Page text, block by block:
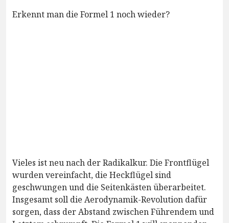
Erkennt man die Formel 1 noch wieder?
Vieles ist neu nach der Radikalkur. Die Frontflügel
wurden vereinfacht, die Heckflügel sind
geschwungen und die Seitenkästen überarbeitet.
Insgesamt soll die Aerodynamik-Revolution dafür
sorgen, dass der Abstand zwischen Führendem und